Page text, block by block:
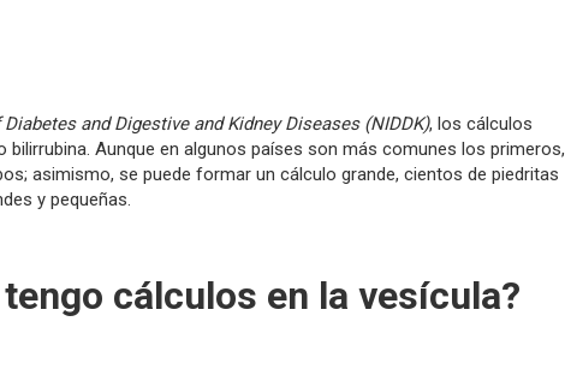
and Digestive and Kidney Diseases (NIDDK), los cálculos
Aunque en algunos países son más comunes los primeros,
asimismo, se puede formar un cálculo grande, cientos de piedritas
y pequeñas.
cálculos en la vesícula?